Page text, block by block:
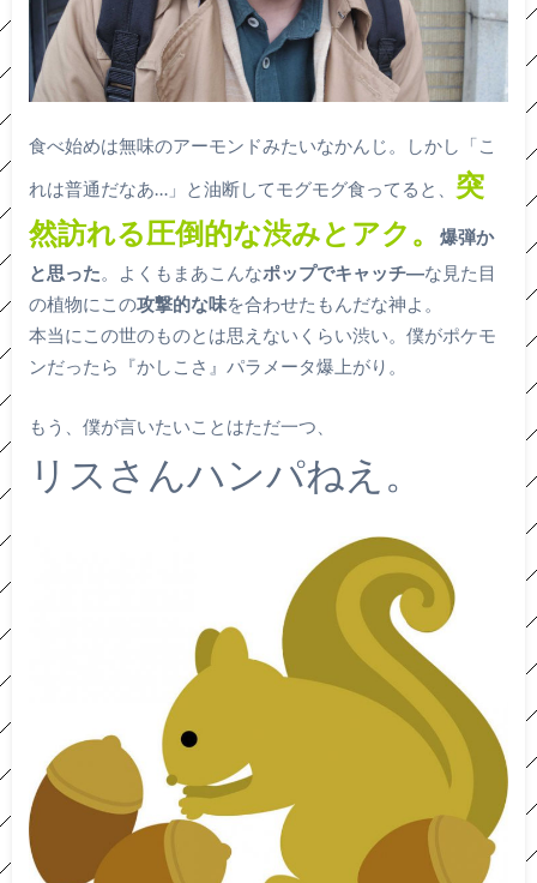
食べ始めは無味のアーモンドみたいなかんじ。しかし「こ
れは普通だなあ…」と油断してモグモグ食ってると、 突
然訪れる圧倒的な渋みとアク。
爆弾か
と思った。よくもまあこんなポップでキャッチ―な見た目
の植物にこの攻撃的な味を合わせたもんだな神よ。
本当にこの世のものとは思えないくらい渋い。僕がポケモ
ンだったら『かしこさ』パラメータ爆上がり。
もう、僕が言いたいことはただ一つ、
リスさんハンパねえ。